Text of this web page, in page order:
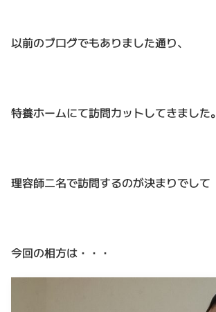
以前のブログでもありました通り、
特養ホームにて訪問カットしてきました。
理容師二名で訪問するのが決まりでして
今回の相方は・・・